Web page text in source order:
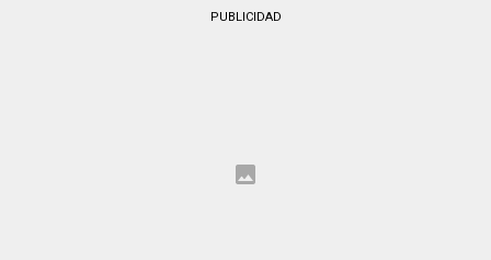
PUBLICIDAD